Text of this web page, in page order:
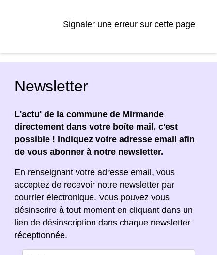
Signaler une erreur sur cette page
Newsletter
L'actu' de la commune de Mirmande
directement dans votre boîte mail, c'est
possible ! Indiquez votre adresse email afin
de vous abonner à notre newsletter.
En renseignant votre adresse email, vous
acceptez de recevoir notre newsletter par
courrier électronique. Vous pouvez vous
désinscrire à tout moment en cliquant dans un
lien de désinscription dans chaque newsletter
réceptionnée.